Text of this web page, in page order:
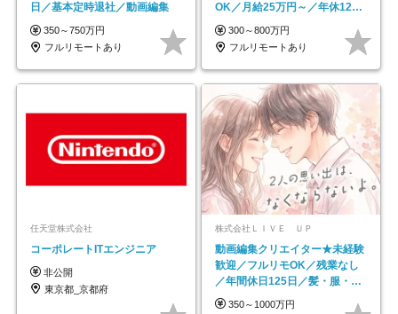
日／基本定時退社／動画編集
350～750万円
フルリモートあり
OK／月給25万円～／年休125
日以上
300～800万円
フルリモートあり
任天堂株式会社
コーポレートITエンジニア
非公開
東京都_京都府
株式会社ＬＩＶＥ ＵＰ
動画編集クリエイター★未経験
歓迎／フルリモOK／残業なし
／年間休日125日／髪・服・ネ
イル自由／研修充実で安心
350～1000万円